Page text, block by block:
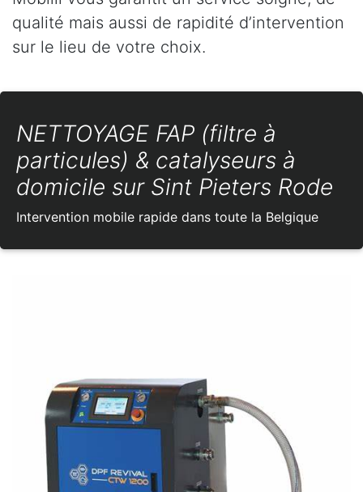
qualité mais aussi de rapidité d’intervention
sur le lieu de votre choix.
NETTOYAGE FAP (filtre à
particules) & catalyseurs à
domicile sur Sint Pieters Rode
Intervention mobile rapide dans toute la Belgique